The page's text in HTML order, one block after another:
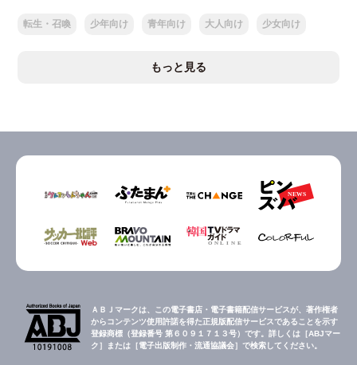
転生・召喚 少年向け 青年向け 大人向け 少女向け
もっと見る
ＡＢＪマークは、この電子書店・電子書籍配信サービスが、著作権者
からコンテンツ使用許諾を得た正規版配信サービスであることを示す
登録商標（登録番号 第６０９１７１３号）です。詳しくは［ABJマー
ク］または［電子出版制作・流通協議会］で検索してください。